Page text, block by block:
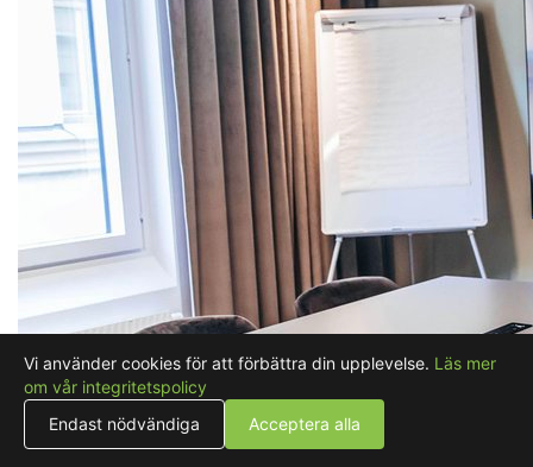
Vi använder cookies för att förbättra din upplevelse. Läs mer
om vår integritetspolicy
Endast nödvändiga
Acceptera alla